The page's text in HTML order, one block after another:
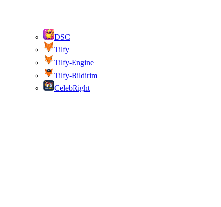
DSC
Tilfy
Tilfy-Engine
Tilfy-Bildirim
CelebRight